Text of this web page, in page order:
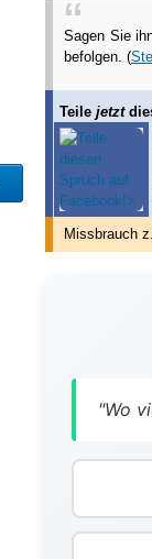
Sagen Sie
befolgen. (
Teilejetzt
Missbrauch
"Wo